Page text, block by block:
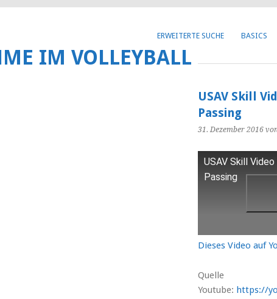
ERWEITERTE SUCHE BASICS
IM VOLLEYBALL
USAV Skill
Passing
31. Dezember 2016
USAV Skill
Passing
Dieses Video auf
Quelle
Youtube: https://